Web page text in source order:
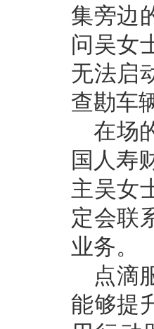
集旁边
问吴女
无法启
查勘车
在场
国人寿
主吴女
定会联
业务。
点滴
能够提